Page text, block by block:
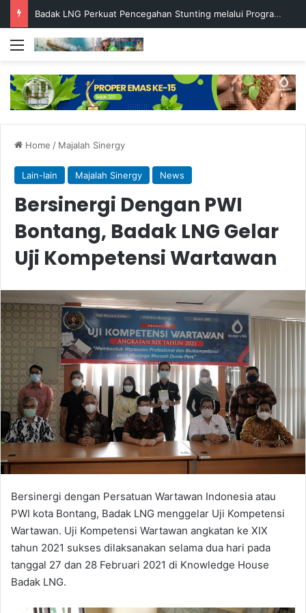
Badak LNG Perkuat Pencegahan Stunting melalui Program Akar Ranting
Menu
Home / Majalah Sinergy
Lain-lain Majalah Sinergy News
Bersinergi Dengan PWI
Bontang, Badak LNG Gelar
Uji Kompetensi Wartawan
Bersinergi dengan Persatuan Wartawan Indonesia atau
PWI kota Bontang, Badak LNG menggelar Uji Kompetensi
Wartawan. Uji Kompetensi Wartawan angkatan ke XIX
tahun 2021 sukses dilaksanakan selama dua hari pada
tanggal 27 dan 28 Februari 2021 di Knowledge House
Badak LNG.